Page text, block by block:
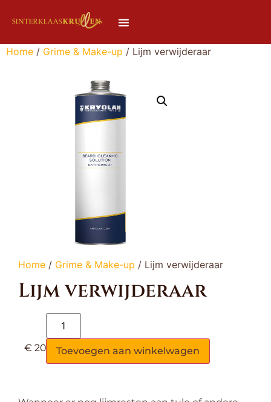
Home / Grime & Make-up / Lijm verwijderaar
Home / Grime & Make-up / Lijm verwijderaar
Lijm verwijderaar
€ 20,85Toevoegen aan winkelwagen